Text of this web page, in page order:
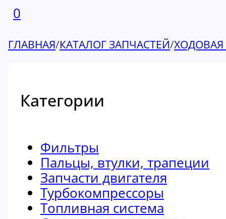
0
ГЛАВНАЯ/КАТАЛОГ ЗАПЧАСТЕЙ/ХОДОВАЯ
Категории
Фильтры
Пальцы, втулки, трапеции
Запчасти двигателя
Турбокомпрессоры
Топливная система